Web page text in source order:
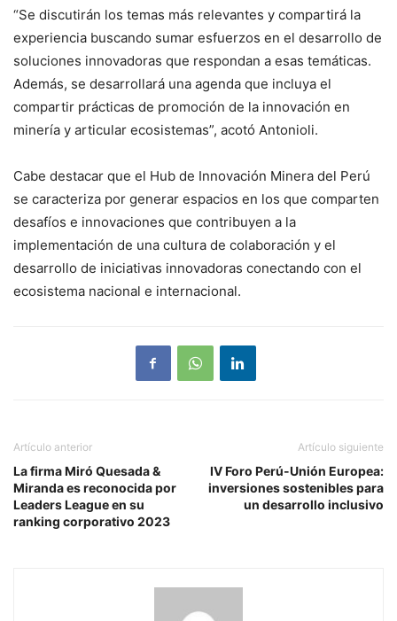
“Se discutirán los temas más relevantes y compartirá la
experiencia buscando sumar esfuerzos en el desarrollo de
soluciones innovadoras que respondan a esas temáticas.
Además, se desarrollará una agenda que incluya el
compartir prácticas de promoción de la innovación en
minería y articular ecosistemas”, acotó Antonioli.
Cabe destacar que el Hub de Innovación Minera del Perú
se caracteriza por generar espacios en los que comparten
desafíos e innovaciones que contribuyen a la
implementación de una cultura de colaboración y el
desarrollo de iniciativas innovadoras conectando con el
ecosistema nacional e internacional.
Artículo anterior
La firma Miró Quesada &
Miranda es reconocida por
Leaders League en su
ranking corporativo 2023
Artículo siguiente
IV Foro Perú-Unión Europea:
inversiones sostenibles para
un desarrollo inclusivo